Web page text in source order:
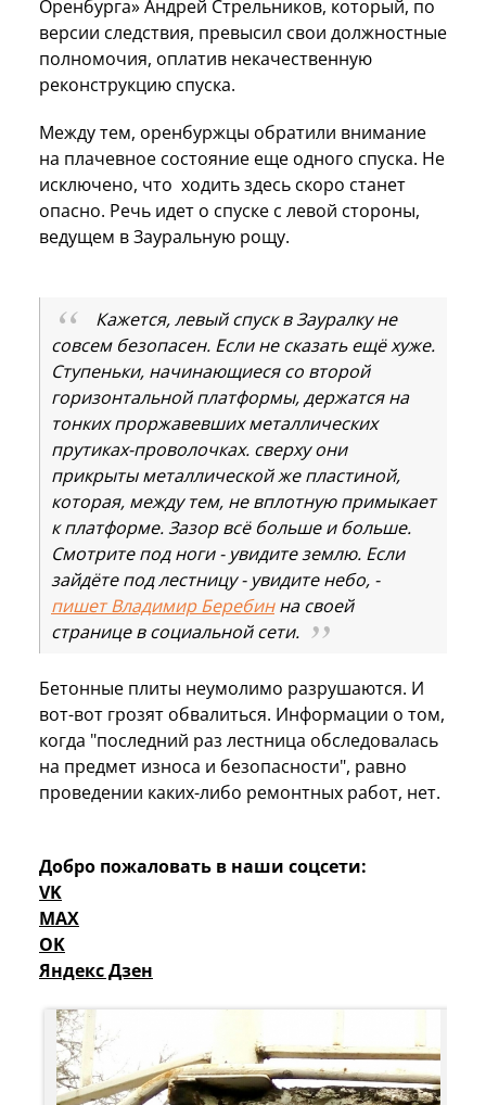
Оренбурга» Андрей Стрельников, который, по
версии следствия, превысил свои должностные
полномочия, оплатив некачественную
реконструкцию спуска.
Между тем, оренбуржцы обратили внимание
на плачевное состояние еще одного спуска. Не
исключено, что ходить здесь скоро станет
опасно. Речь идет о спуске с левой стороны,
ведущем в Зауральную рощу.
Кажется, левый спуск в Зауралку не
совсем безопасен. Если не сказать ещё хуже.
Ступеньки, начинающиеся со второй
горизонтальной платформы, держатся на
тонких проржавевших металлических
прутиках-проволочках. сверху они
прикрыты металлической же пластиной,
которая, между тем, не вплотную примыкает
к платформе. Зазор всё больше и больше.
Смотрите под ноги - увидите землю. Если
зайдёте под лестницу - увидите небо, -
пишет Владимир Беребинна своей
странице в социальной сети.
Бетонные плиты неумолимо разрушаются. И
вот-вот грозят обвалиться. Информации о том,
когда "последний раз лестница обследовалась
на предмет износа и безопасности", равно
проведении каких-либо ремонтных работ, нет.
Добро пожаловать в наши соцсети:
VK
MAX
OK
Яндекс Дзен